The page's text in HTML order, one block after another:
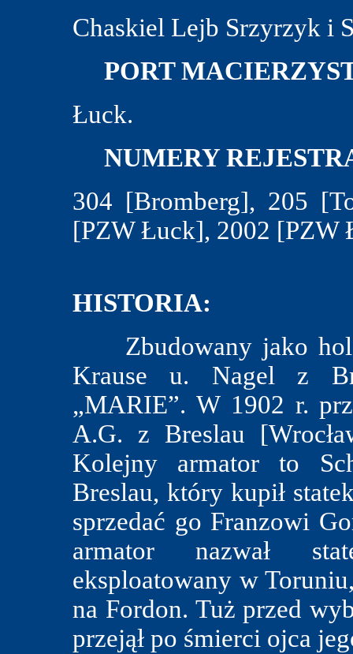
Chaskiel Lejb Srzyrzyk i
PORT
Łuck.
NUMERY
304 [Bromberg], 205
[PZW Łuck], 2002 [PZW
HISTORIA:
Zbudowany jako
Krause u. Nagel z
„MARIE”. W 1902 r.
A.G. z Breslau
Kolejny armator to
Breslau, który kupił
sprzedać go Franzowi
armator nazwał
eksploatowany w
na Fordon. Tuż przed
przejął po śmierci ojca